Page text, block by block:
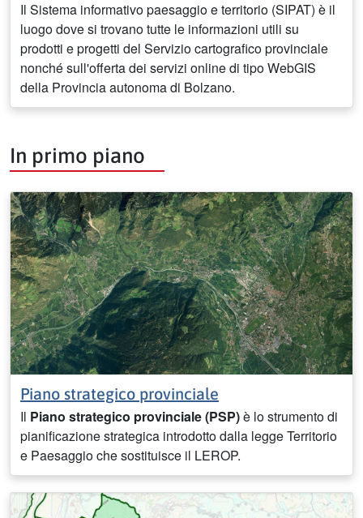
Il Sistema informativo paesaggio e territorio (SIPAT) è il
luogo dove si trovano tutte le informazioni utili su
prodotti e progetti del Servizio cartografico provinciale
nonché sull'offerta dei servizi online di tipo WebGIS
della Provincia autonoma di Bolzano.
In primo piano
Piano strategico provinciale
Il Piano strategico provinciale (PSP)è lo strumento di
pianificazione strategica introdotto dalla legge Territorio
e Paesaggio che sostituisce il LEROP.